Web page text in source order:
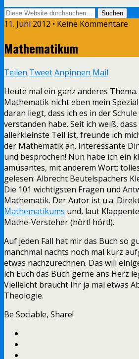
11. Juni 2012 • Keine Kommentare
Mathematikum
Teilen TweetAnpinnen Mail
Heute mal ein ganz anderes
Mathematik nicht eben mein
daran liegt, dass ich es in der
verstanden habe. Seit ich weiß,
allerkleinste Teil ist, freunde ich
der Mathematik an. Interessante
und besprochen! Nun habe ich ein
amüsantes, mit anderem Wort:
gelesen: Albrecht Beutelspachers
Die 101 wichtigsten Fragen und
Mathematik. Der Autor ist u.a.
Mathematikums und, laut
Mathe-Versteher (hört! hört!).
Auf jeden Fall hat mir das Buch so
manchmal nachts noch mal kurz
etwas nachzurechnen. Das will
ich Euch das Buch gerne ans Herz
Vielleicht braucht Ihr ja mal etwas
Theologie.
Be Sociable, Share!